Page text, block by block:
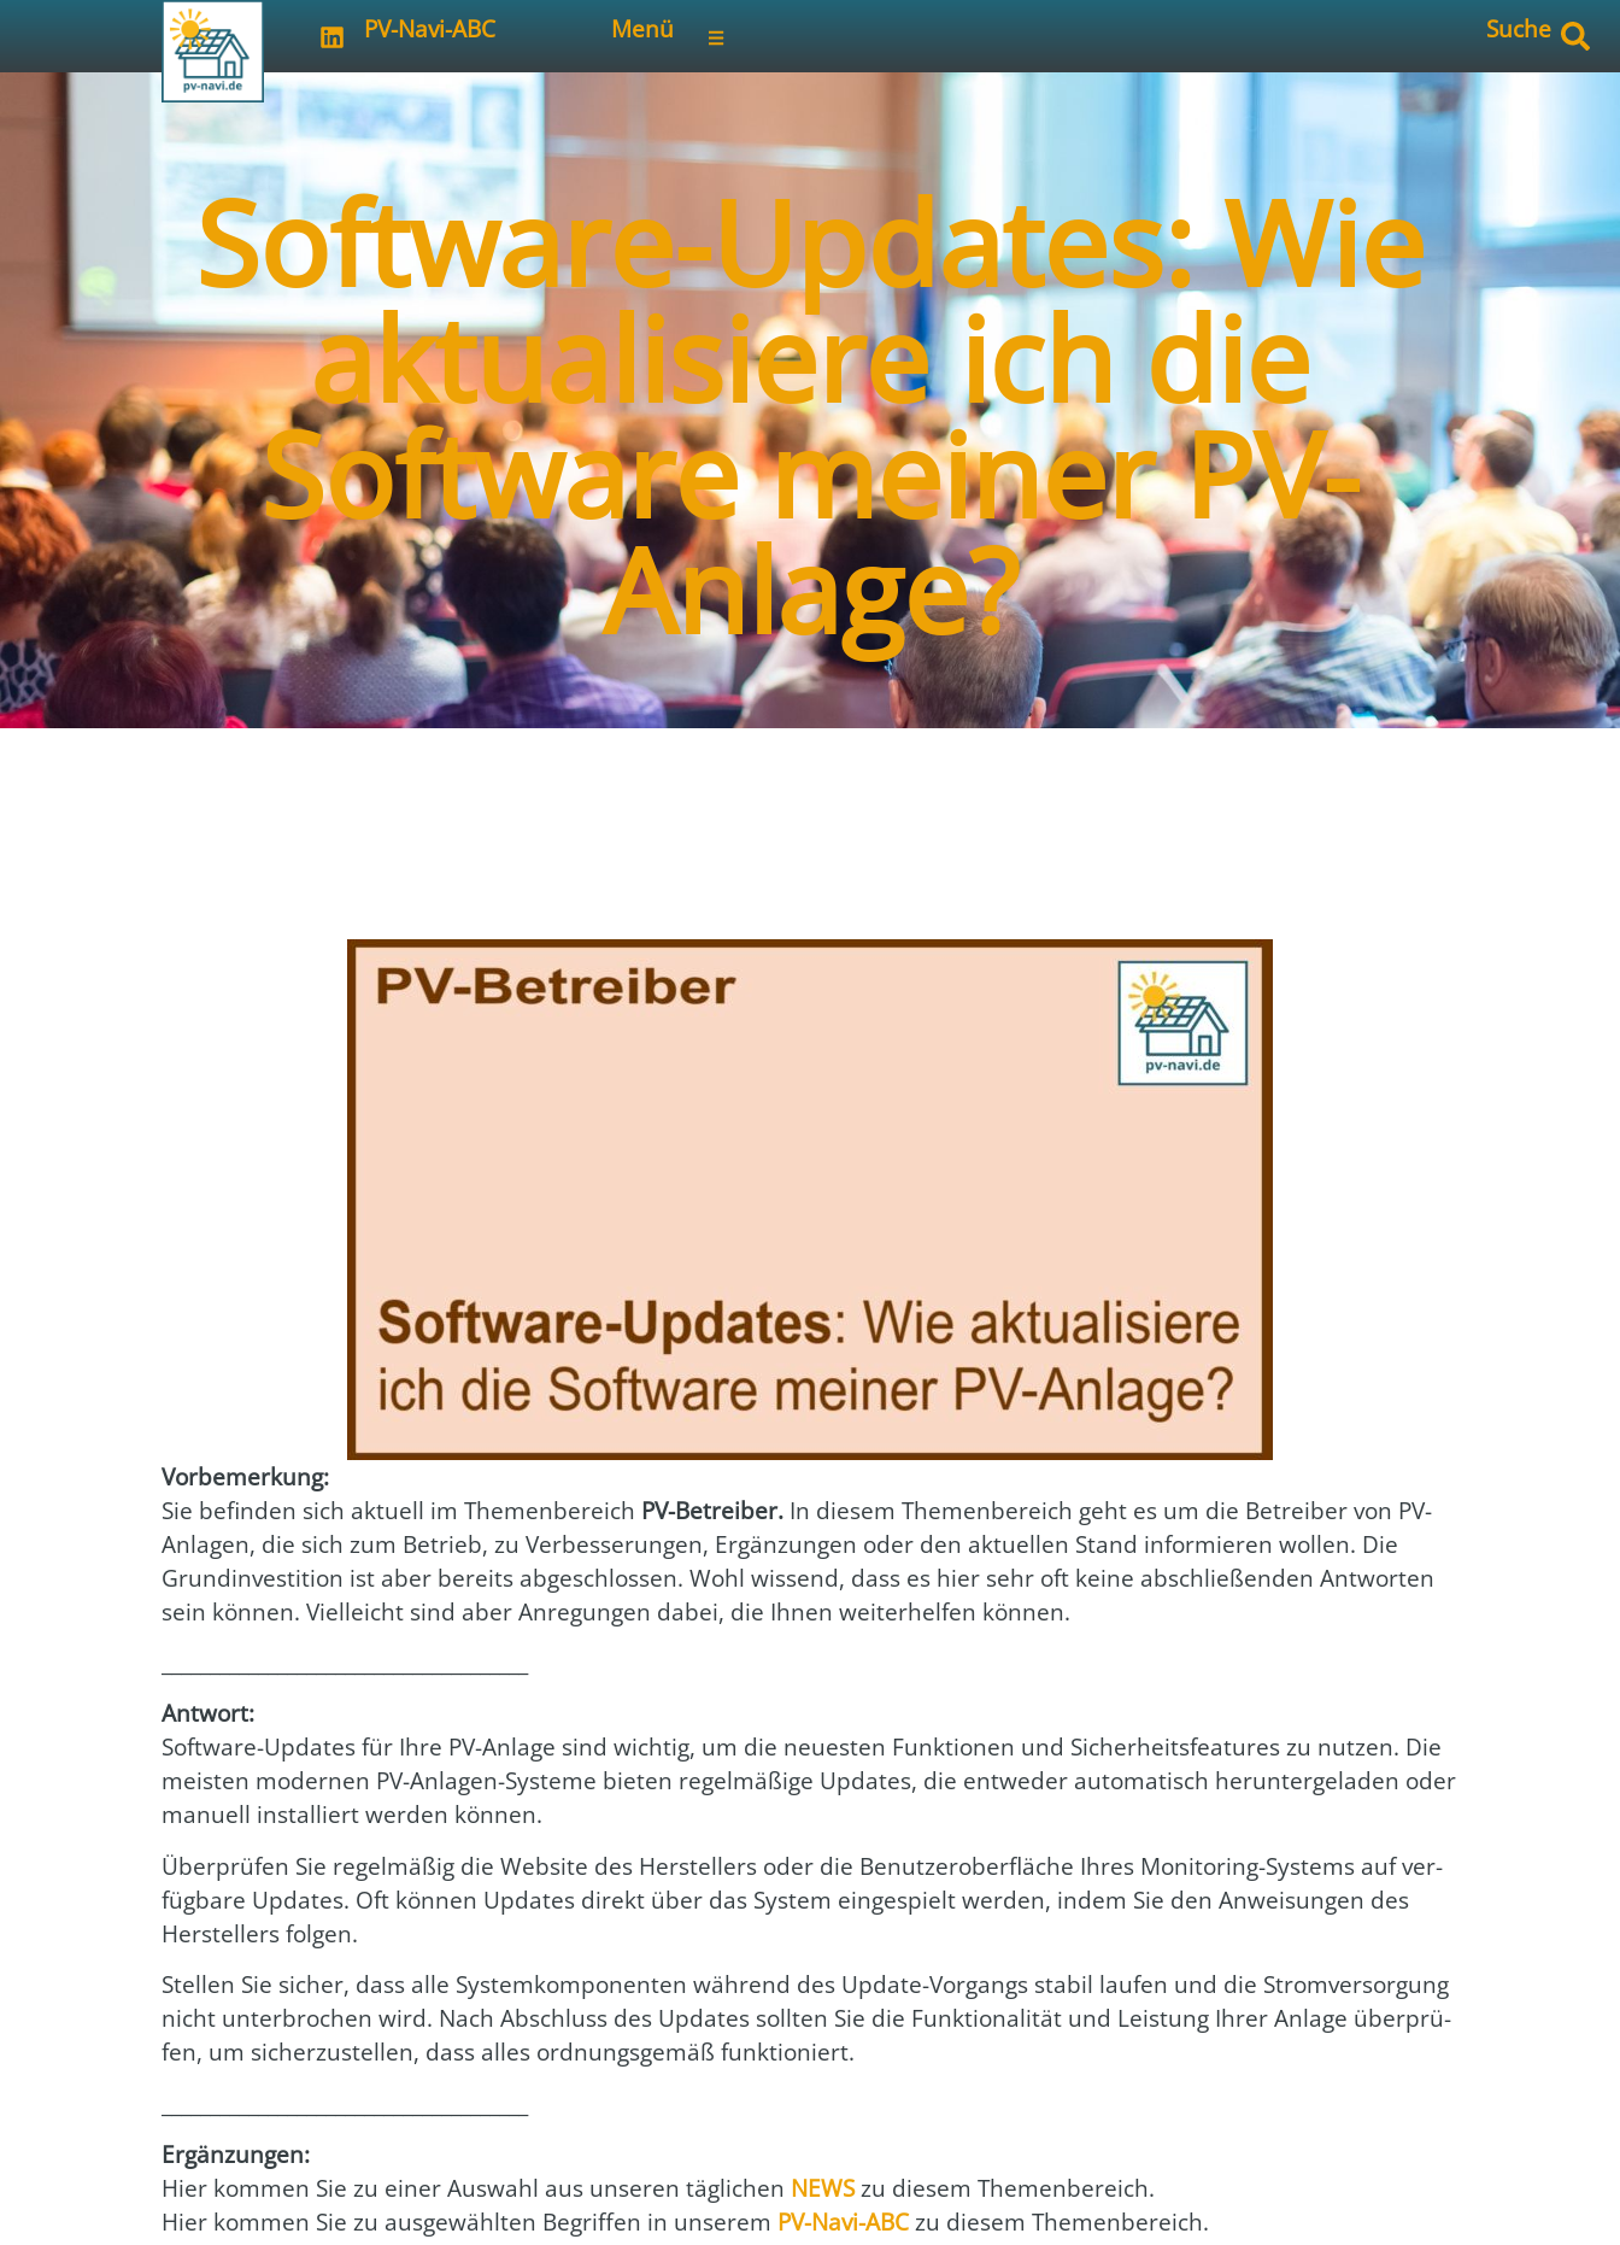
PV-Navi-ABC Menü Suche
Software-Updates: Wie
aktualisiere ich die
Software meiner PV-
Anlage?
Vor­be­mer­kung:
Sie befin­den sich aktu­ell im The­men­be­reich PV-Betrei­ber. In die­sem The­men­be­reich geht es um die Betrei­ber von PV-
Anla­gen, die sich zum Betrieb, zu Ver­bes­se­run­gen, Ergän­zun­gen oder den aktu­el­len Stand infor­mie­ren wol­len. Die
Grund­in­ves­ti­ti­on ist aber bereits abge­schlos­sen. Wohl wis­send, dass es hier sehr oft kei­ne abschlie­ßen­den Ant­wor­ten
sein kön­nen. Viel­leicht sind aber Anre­gun­gen dabei, die Ihnen wei­ter­hel­fen kön­nen.
Ant­wort:
Soft­ware-Updates für Ihre PV-Anla­ge sind wich­tig, um die neu­es­ten Funk­tio­nen und Sicher­heits­fea­tures zu nut­zen. Die
meis­ten moder­nen PV-Anla­gen-Sys­te­me bie­ten regel­mä­ßi­ge Updates, die ent­we­der auto­ma­tisch her­un­ter­ge­la­den oder
manu­ell instal­liert wer­den kön­nen.
Über­prü­fen Sie regel­mä­ßig die Web­site des Her­stel­lers oder die Benut­zer­ober­flä­che Ihres Moni­to­ring-Sys­tems auf ver­
füg­ba­re Updates. Oft kön­nen Updates direkt über das Sys­tem ein­ge­spielt wer­den, indem Sie den Anwei­sun­gen des
Her­stel­lers fol­gen.
Stel­len Sie sicher, dass alle Sys­tem­kom­po­nen­ten wäh­rend des Update-Vor­gangs sta­bil lau­fen und die Strom­ver­sor­gung
nicht unter­bro­chen wird. Nach Abschluss des Updates soll­ten Sie die Funk­tio­na­li­tät und Leis­tung Ihrer Anla­ge über­prü­
fen, um sicher­zu­stel­len, dass alles ord­nungs­ge­mäß funk­tio­niert.
Ergän­zun­gen:
Hier kom­men Sie zu einer Aus­wahl aus unse­ren täg­li­chen NEWSzu die­sem The­men­be­reich.
Hier kom­men Sie zu aus­ge­wähl­ten Begrif­fen in unse­rem PV-Navi-ABCzu die­sem The­men­be­reich.